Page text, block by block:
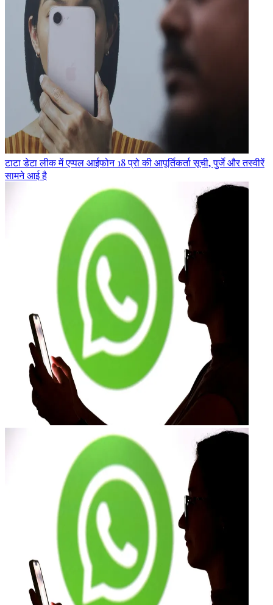
टाटा डेटा लीक में एप्पल आईफोन 18 प्रो की आपूर्तिकर्ता सूची, पुर्जे और तस्वीरें
सामने आई है